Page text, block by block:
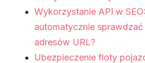
Wykorzystanie API w
automatycznie
adresów URL?
Ubezpieczenie floty